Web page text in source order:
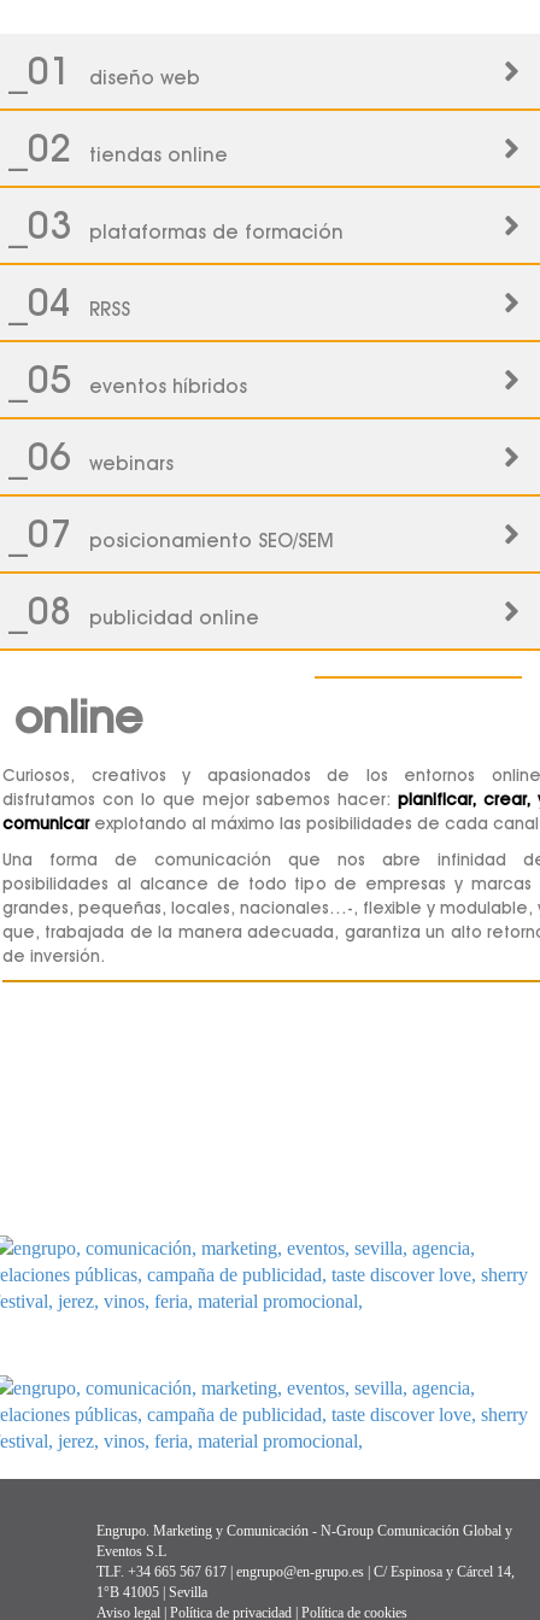
_01 diseño web
_02 tiendas online
_03 plataformas de formación
_04 RRSS
_05 eventos híbridos
_06 webinars
_07 posicionamiento SEO/SEM
_08 publicidad online
online
Curiosos, creativos y apasionados de los entornos
disfrutamos con lo que mejor sabemos hacer:planificar, crear,
comunicarexplotando al máximo las posibilidades de cada
Una forma de comunicación que nos abre infinidad
posibilidades al alcance de todo tipo de empresas y marcas
grandes, pequeñas, locales, nacionales…-, flexible y modulable,
que, trabajada de la manera adecuada, garantiza un alto
de inversión.
Engrupo. Marketing y Comunicación - N-Group Comunicación Global y
Eventos S.L
TLF. +34 665 567 617 | engrupo@en-grupo.es | C/ Espinosa y Cárcel 14,
1°B 41005 | Sevilla
Aviso legal Política de privacidad Política de cookies